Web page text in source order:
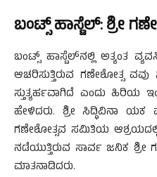
ಬಂಟ್ಸ್ ಹಾಸ್ಟೆಲ್: ಶ್ರೀ
ಬಂಟ್ಸ್ ಹಾಸ್ಟೆಲ್‍ನಲ್ಲಿ ಅತ್ಯಂತ
ಆಚರಿಸುತ್ತಿರುವ ಗಣೇಶೋತ್ಸ ವವು
ಸ್ತುತ್ಯರ್ಹವಾಗಿದೆ ಎಂದು ಹಿರಿಯ
ಹೇಳಿದರು. ಶ್ರೀ ಸಿದ್ಧಿವಿನಾ ಯಕ
ಗಣೇಶೋತ್ಸವ ಸಮಿತಿಯ
ನಡೆಯುತ್ತಿರುವ ಸಾರ್ವ ಜನಿಕ ಶ್ರೀ
ಮಾತನಾಡಿದರು.